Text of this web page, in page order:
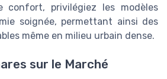
confort, privilégiez les modèles
soignée, permettant ainsi des
même en milieu urbain dense.
sur le Marché